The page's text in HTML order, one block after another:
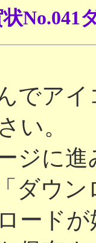
No.041
でア
い。
ジに進
ダウ
ード